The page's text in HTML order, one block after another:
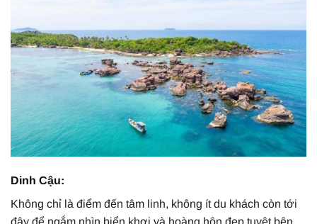
Dinh Cậu:
Không chỉ là điểm đến tâm linh, không ít du khách còn tới
đây để ngắm nhìn biển khơi và hoàng hôn đẹp tuyệt bên